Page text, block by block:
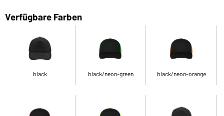
Verfügbare Farben
black black/neon-green black/neon-orange